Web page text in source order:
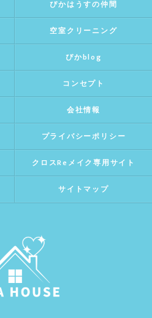
ぴかはうすの仲間
空室クリーニング
ぴかblog
コンセプト
会社情報
プライバシーポリシー
クロスReメイク専用サイト
サイトマップ